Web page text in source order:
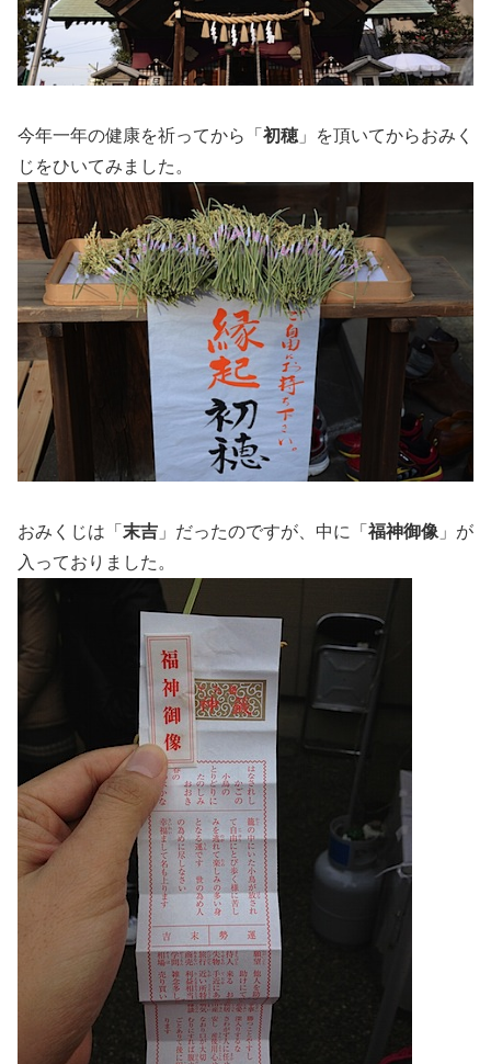
今年一年の健康を祈ってから「 初穂」を頂いてからおみく
じをひいてみました。
おみくじは「 末吉 」だったのですが、中に「 福神御像 」が
入っておりました。